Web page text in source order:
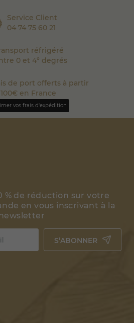
Service Client
04 74 75 60 21
réfrigéré
0 et 4° degrés
de port offerts à partir
en France
vos frais d'expédition
% de réduction sur votre
en vous inscrivant à la
S’ABONNER